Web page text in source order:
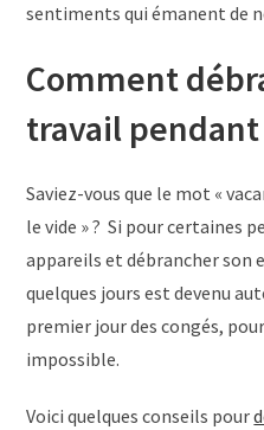
sentiments qui émanent de
Comment
travail pendant
Saviez-vous que le mot «
le vide » ? Si pour certaines
appareils et débrancher son
quelques jours est devenu
premier jour des congés,
impossible.
Voici quelques conseils pour